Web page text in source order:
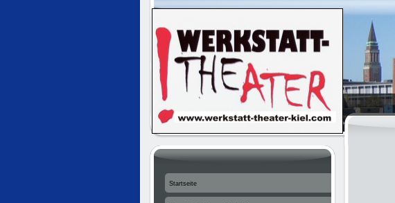
Startseite